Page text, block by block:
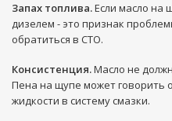
Запах топлива.Если масло на
дизелем - это признак
обратиться в СТО.
Консистенция.Масло не
Пена на щупе может
жидкости в систему смазки.